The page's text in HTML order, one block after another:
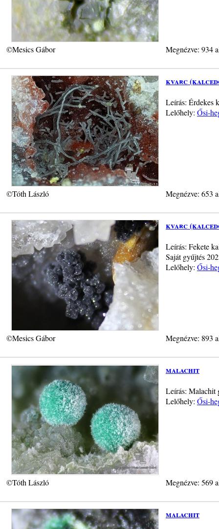
©Mesics Gábor Megnézve: 934
kvarc
Leírás: Érdekes
Lelőhely: Ősi-
©Tóth László Megnézve: 653
kvarc
Leírás: Fekete
Saját gyűjtés
Lelőhely: Ősi-
©Mesics Gábor Megnézve: 893
malachit
Leírás: Malachit
Lelőhely: Ősi-
©Tóth László Megnézve: 569
malachit